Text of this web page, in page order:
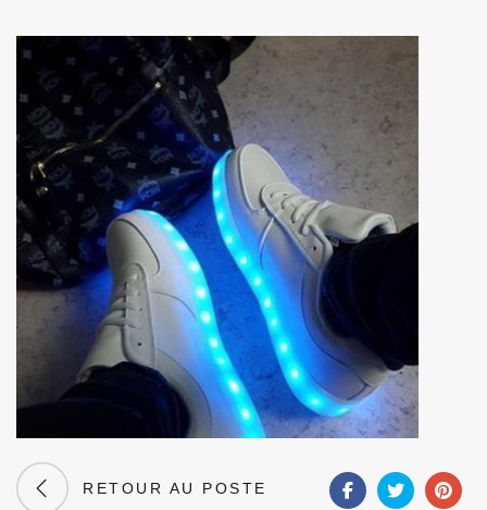
RETOUR AU POSTE